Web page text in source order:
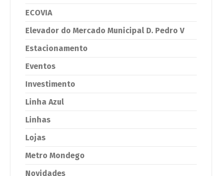
ECOVIA
Elevador do Mercado Municipal D. Pedro V
Estacionamento
Eventos
Investimento
Linha Azul
Linhas
Lojas
Metro Mondego
Novidades